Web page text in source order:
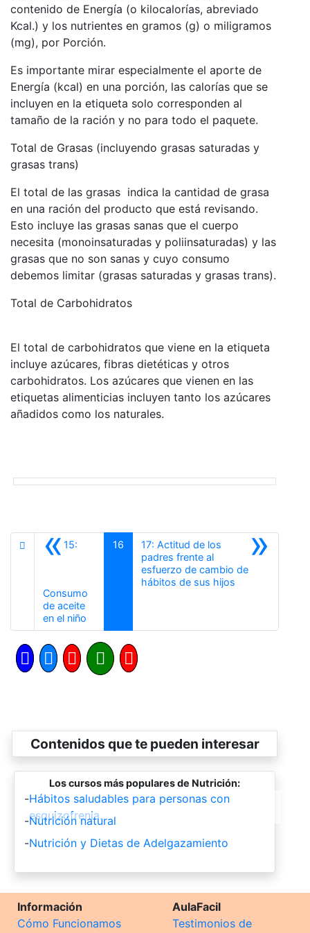
contenido de Energía (o kilocalorías, abreviado
Kcal.) y los nutrientes en gramos (g) o miligramos
(mg), por Porción.
Es importante mirar especialmente el aporte de
Energía (kcal) en una porción, las calorías que se
incluyen en la etiqueta solo corresponden al
tamaño de la ración y no para todo el paquete.
Total de Grasas (incluyendo grasas saturadas y
grasas trans)
El total de las grasas indica la cantidad de grasa
en una ración del producto que está revisando.
Esto incluye las grasas sanas que el cuerpo
necesita (monoinsaturadas y poliinsaturadas) y las
grasas que no son sanas y cuyo consumo
debemos limitar (grasas saturadas y grasas trans).
Total de Carbohidratos
El total de carbohidratos que viene en la etiqueta
incluye azúcares, fibras dietéticas y otros
carbohidratos. Los azúcares que vienen en las
etiquetas alimenticias incluyen tanto los azúcares
añadidos como los naturales.
«15:
Consumo
de aceite
en el niño
16 »
17: Actitud de los
padres frente al
esfuerzo de cambio de
hábitos de sus hijosSiguiente
Contenidos que te pueden interesar
Los cursos más populares de Nutrición:
-Hábitos saludables para personas con
esquizofrenia.
-Nutrición natural
-Nutrición y Dietas de Adelgazamiento
Información
Cómo Funcionamos
AulaFacil
Testimonios de